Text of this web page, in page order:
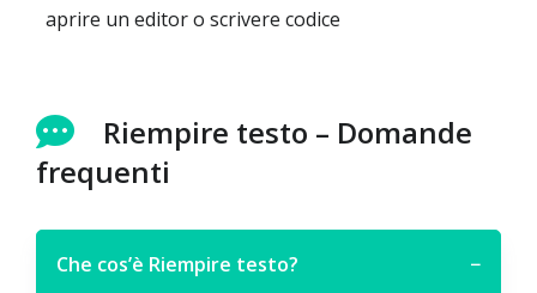
aprire un editor o scrivere codice
Riempire testo – Domande
frequenti
Che cos’è Riempire testo? −